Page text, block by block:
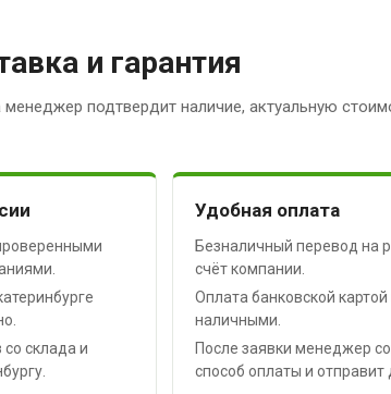
и гарантия
подтвердит наличие, актуальную
склада и
Удобная оплата
Безналичный перевод на
счёт компании.
Оплата банковской картой
наличными.
После заявки менеджер
способ оплаты и отправит